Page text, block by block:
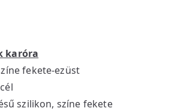
karóra
fekete-ezüst
szilikon, színe fekete